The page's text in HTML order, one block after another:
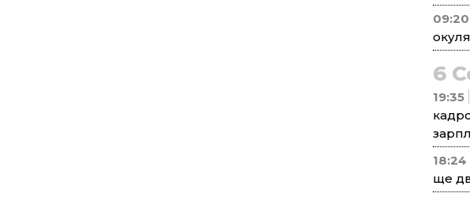
09:20
6
19:35
18:24
ще